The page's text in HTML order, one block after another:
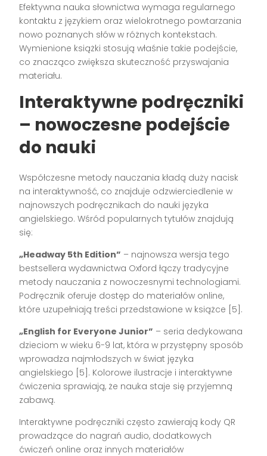
Efektywna nauka słownictwa wymaga regularnego
kontaktu z językiem oraz wielokrotnego powtarzania
nowo poznanych słów w różnych kontekstach.
Wymienione książki stosują właśnie takie podejście,
co znacząco zwiększa skuteczność przyswajania
materiału.
Interaktywne podręczniki
– nowoczesne podejście
do nauki
Współczesne metody nauczania kładą duży nacisk
na interaktywność, co znajduje odzwierciedlenie w
najnowszych podręcznikach do nauki języka
angielskiego. Wśród popularnych tytułów znajdują
się:
„Headway 5th Edition” – najnowsza wersja tego
bestsellera wydawnictwa Oxford łączy tradycyjne
metody nauczania z nowoczesnymi technologiami.
Podręcznik oferuje dostęp do materiałów online,
które uzupełniają treści przedstawione w książce [5].
„English for Everyone Junior” – seria dedykowana
dzieciom w wieku 6-9 lat, która w przystępny sposób
wprowadza najmłodszych w świat języka
angielskiego [5]. Kolorowe ilustracje i interaktywne
ćwiczenia sprawiają, że nauka staje się przyjemną
zabawą.
Interaktywne podręczniki często zawierają kody QR
prowadzące do nagrań audio, dodatkowych
ćwiczeń online oraz innych materiałów